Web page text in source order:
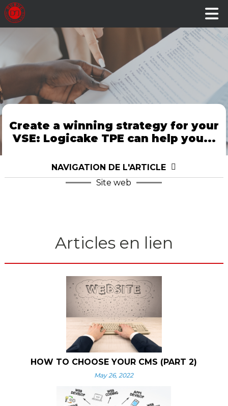
Create a winning strategy for your
VSE: Logicake TPE can help you...
NAVIGATION DE L'ARTICLE
Site web
Articles en lien
HOW TO CHOOSE YOUR CMS (PART 2)
May 26, 2022